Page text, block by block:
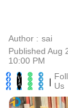
Author : sai
Published Aug
10:00 PM
| Us